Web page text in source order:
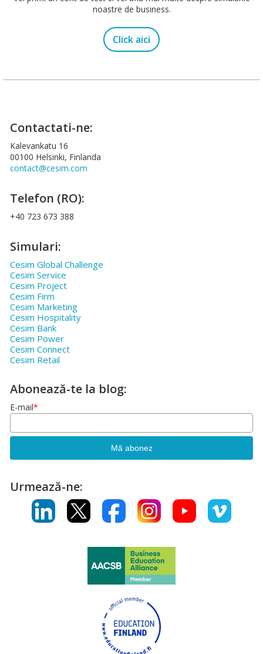
noastre de business.
Click aici
Contactati-ne:
Kalevankatu 16
00100 Helsinki, Finlanda
contact@cesim.com
Telefon (RO):
+40 723 673 388
Simulari:
Cesim Global Challenge
Cesim Service
Cesim Project
Cesim Firm
Cesim Marketing
Cesim Hospitality
Cesim Bank
Cesim Power
Cesim Connect
Cesim Retail
Abonează-te la blog:
E-mail*
Urmează-ne: